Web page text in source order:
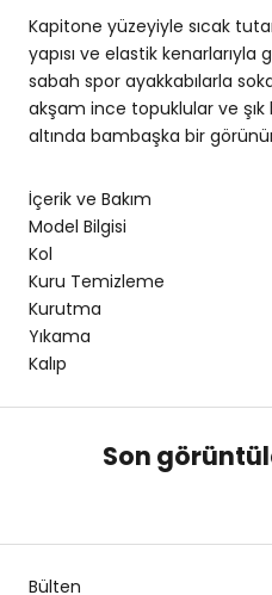
Kapitone yüzeyiyle sıcak
yapısı ve elastik kenarlarıyla
sabah spor ayakkabılarla
akşam ince topuklular ve şık
altında bambaşka bir
İçerik ve Bakım
Model Bilgisi
Kol
Kuru Temizleme
Kurutma
Yıkama
Kalıp
Son
Bülten